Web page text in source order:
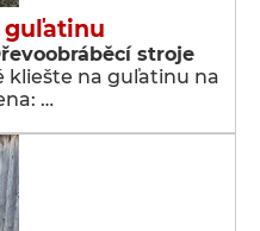
guľatinu
stroje
kliešte na guľatinu na
…